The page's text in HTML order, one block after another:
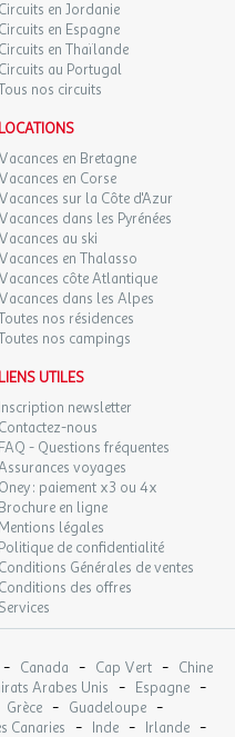
Circuits en Jordanie
Circuits en Espagne
Circuits en Thaïlande
Circuits au Portugal
nos circuits
LOCATIONS
Vacances en Bretagne
Vacances en Corse
Vacances sur la Côte d'Azur
Vacances dans les Pyrénées
Vacances au ski
Vacances en Thalasso
Vacances côte Atlantique
Vacances dans les Alpes
nos résidences
nos campings
LIENS UTILES
Inscription newsletter
Contactez-nous
FAQ - Questions fréquentes
voyages
Oney : paiement x3 ou 4x
Brochure en ligne
Mentions légales
Politique de confidentialité
Conditions Générales de ventes
Conditions des offres
Services
- Canada - Cap Vert - Chine
Arabes Unis - Espagne -
Grèce - Guadeloupe -
Canaries - Inde - Irlande -